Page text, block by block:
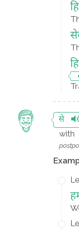
से
with